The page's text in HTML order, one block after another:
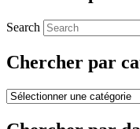
Search
Chercher par
Chercher
catégories